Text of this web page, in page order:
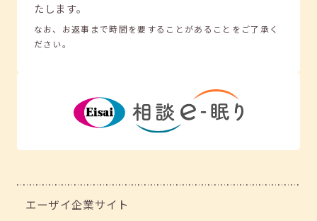
たします。
なお、お返事まで時間を要することがあることをご了承く
ださい。
エーザイ企業サイト